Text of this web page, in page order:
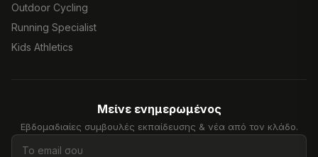
Outdoor Cycling
Running Specialist
Kids Athletics
Μείνε ενημερωμένος
Εβδομαδιαίες συμβουλές εκπαίδευσης & νέα από τον κλάδο.